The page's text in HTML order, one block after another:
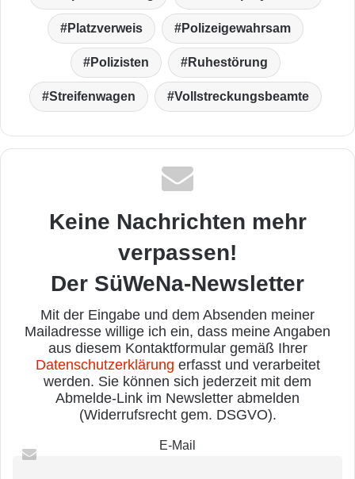
Platzverweis Polizeigewahrsam
Polizisten Ruhestörung
Streifenwagen Vollstreckungsbeamte
Keine Nachrichten mehr
verpassen!
Der SüWeNa-Newsletter
Mit der Eingabe und dem Absenden meiner
Mailadresse willige ich ein, dass meine Angaben
aus diesem Kontaktformular gemäß Ihrer
Datenschutzerklärung erfasst und verarbeitet
werden. Sie können sich jederzeit mit dem
Abmelde-Link im Newsletter abmelden
(Widerrufsrecht gem. DSGVO).
E-Mail